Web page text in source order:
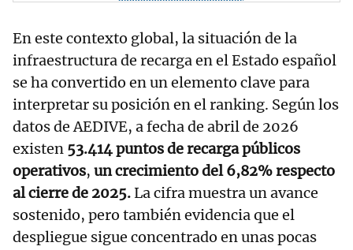
En este contexto global, la situación de la
infraestructura de recarga en el Estado español
se ha convertido en un elemento clave para
interpretar su posición en el ranking. Según los
datos de AEDIVE, a fecha de abril de 2026
existen 53.414 puntos de recarga públicos
operativos, un crecimiento del 6,82% respecto
al cierre de 2025.La cifra muestra un avance
sostenido, pero también evidencia que el
despliegue sigue concentrado en unas pocas